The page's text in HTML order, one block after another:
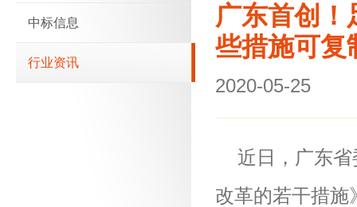
中标信息
行业资讯
广东首创！
些措施可复
2020-05-25
近日，广东
改革的若干措施